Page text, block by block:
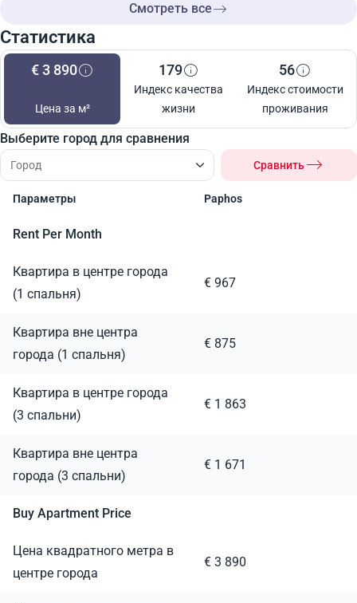
Смотреть все
Статистика
€ 3 890
Цена за м²
179
Индекс качества
жизни
56
Индекс стоимости
проживания
Выберите город для сравнения
Сравнить
Параметры Paphos
Rent Per Month
Квартира в центре города
(1 спальня)
€ 967
Квартира вне центра
города (1 спальня)
€ 875
Квартира в центре города
(3 спальни)
€ 1 863
Квартира вне центра
города (3 спальни)
€ 1 671
Buy Apartment Price
Цена квадратного метра в
центре города
€ 3 890